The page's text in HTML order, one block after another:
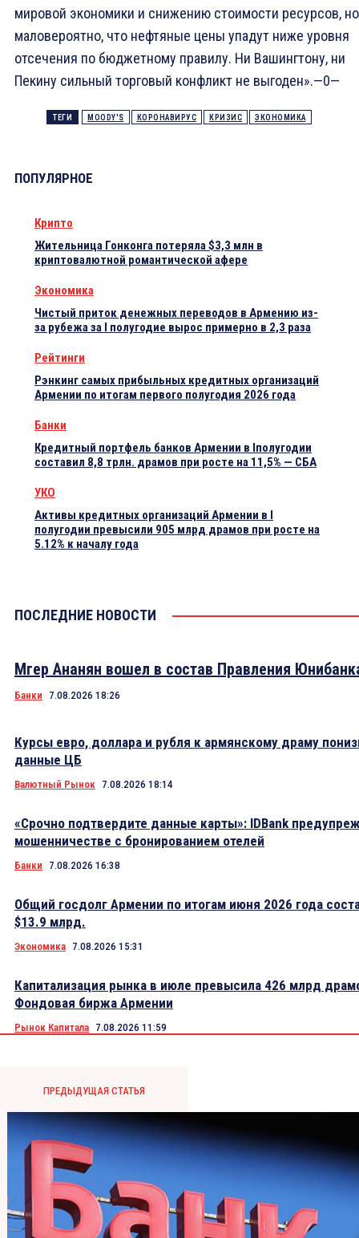
мировой экономики и снижению стоимости ресурсов, но
маловероятно, что нефтяные цены упадут ниже уровня
отсечения по бюджетному правилу. Ни Вашингтону, ни
Пекину сильный торговый конфликт не выгоден».—0—
ТЕГИ MOODY'S КОРОНАВИРУС КРИЗИС ЭКОНОМИКА
ПОПУЛЯРНОЕ
Крипто
Жительница Гонконга потеряла $3,3 млн в
криптовалютной романтической афере
Экономика
Чистый приток денежных переводов в Армению из-
за рубежа за I полугодие вырос примерно в 2,3 раза
Рейтинги
Рэнкинг самых прибыльных кредитных организаций
Армении по итогам первого полугодия 2026 года
Банки
Кредитный портфель банков Армении в Iполугодии
составил 8,8 трлн. драмов при росте на 11,5% — СБА
УКО
Активы кредитных организаций Армении в I
полугодии превысили 905 млрд драмов при росте на
5.12% к началу года
ПОСЛЕДНИЕ НОВОСТИ
Мгер Ананян вошел в состав Правления
Банки 7.08.2026 18:26
Курсы евро, доллара и рубля к армянскому драму
данные ЦБ
Валютный Рынок 7.08.2026 18:14
«Срочно подтвердите данные карты»: IDBank
мошенничестве с бронированием отелей
Банки 7.08.2026 16:38
Общий госдолг Армении по итогам июня 2026 года
$13.9 млрд.
Экономика 7.08.2026 15:31
Капитализация рынка в июле превысила 426 млрд
Фондовая биржа Армении
Рынок Капитала 7.08.2026 11:59
ПРЕДЫДУЩАЯ СТАТЬЯ